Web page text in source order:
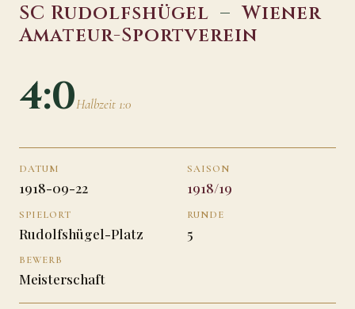
SC Rudolfshügel –Wiener
Amateur-Sportverein
4:0Halbzeit 1:0
DATUM
1918-09-22
SAISON
1918/19
SPIELORT
Rudolfshügel-Platz
RUNDE
5
BEWERB
Meisterschaft